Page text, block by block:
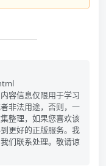
容信息仅限用于学习
非法用途，否则，一
整理，如果您喜欢该
更好的正版服务。我
们联系处理。敬请谅